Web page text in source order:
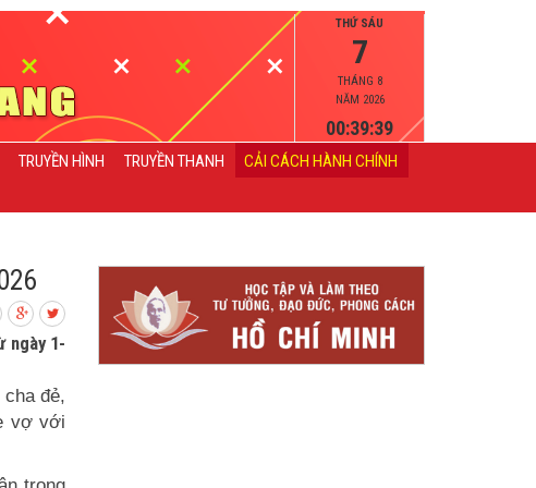
THỨ SÁU
7
THÁNG 8
NĂM 2026
00:39:40
TRUYỀN HÌNH TRUYỀN THANH
CẢI CÁCH HÀNH CHÍNH
ngày 1-
đẻ,
vợ với